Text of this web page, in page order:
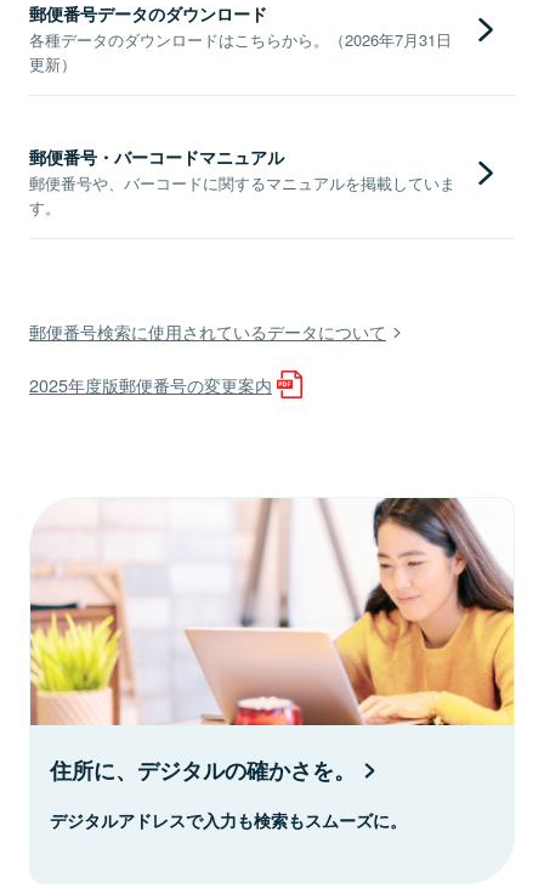
郵便番号データのダウンロード
各種データのダウンロードはこちらから。（2026年7月31日
更新）
郵便番号・バーコードマニュアル
郵便番号や、バーコードに関するマニュアルを掲載していま
す。
郵便番号検索に使用されているデータについて
2025年度版郵便番号の変更案内
住所に、デジタルの確かさを。
デジタルアドレスで入力も検索もスムーズに。